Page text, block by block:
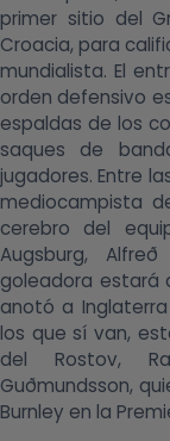
primer sitio del
Croacia, para
mundialista. El
orden defensivo
espaldas de los
saques de
jugadores. Entre
mediocampista
cerebro del
Augsburg,
goleadora estará
anotó a
los que sí van,
del Rostov,
Guðmundsson,
Burnley en la